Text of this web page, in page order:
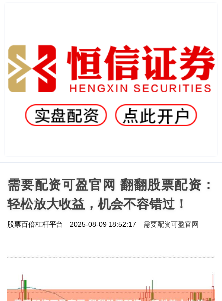
需要配资可盈官网 翻翻股票配资：
轻松放大收益，机会不容错过！
股票百倍杠杆平台 2025-08-09 18:52:17 需要配资可盈官网